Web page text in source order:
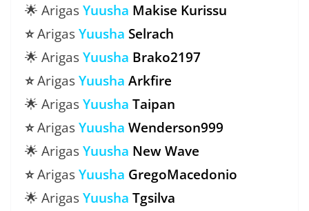
🌟 ArigasYuusha Makise Kurissu
⭐ArigasYuusha Selrach
🌟 ArigasYuusha Brako2197
⭐ArigasYuusha Arkfire
🌟 ArigasYuusha Taipan
⭐ArigasYuusha Wenderson999
🌟 ArigasYuusha New Wave
⭐ArigasYuusha GregoMacedonio
🌟 ArigasYuusha Tgsilva